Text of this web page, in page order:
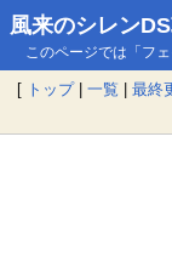
風来のシレン
このページでは「フ
[ トップ| 一覧 | 最終